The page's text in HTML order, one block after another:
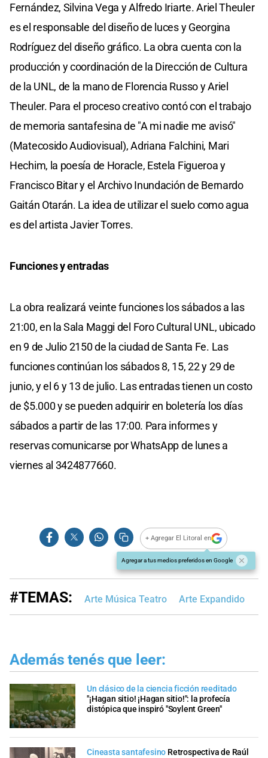
Fernández, Silvina Vega y Alfredo Iriarte. Ariel Theuler
es el responsable del diseño de luces y Georgina
Rodríguez del diseño gráfico. La obra cuenta con la
producción y coordinación de la Dirección de Cultura
de la UNL, de la mano de Florencia Russo y Ariel
Theuler. Para el proceso creativo contó con el trabajo
de memoria santafesina de "A mi nadie me avisó"
(Matecosido Audiovisual), Adriana Falchini, Mari
Hechim, la poesía de Horacle, Estela Figueroa y
Francisco Bitar y el Archivo Inundación de Bernardo
Gaitán Otarán. La idea de utilizar el suelo como agua
es del artista Javier Torres.
Funciones y entradas
La obra realizará veinte funciones los sábados a las
21:00, en la Sala Maggi del Foro Cultural UNL, ubicado
en 9 de Julio 2150 de la ciudad de Santa Fe. Las
funciones continúan los sábados 8, 15, 22 y 29 de
junio, y el 6 y 13 de julio. Las entradas tienen un costo
de $5.000 y se pueden adquirir en boletería los días
sábados a partir de las 17:00. Para informes y
reservas comunicarse por WhatsApp de lunes a
viernes al 3424877660.
+ Agregar El Litoral en
Agregar a tus medios preferidos en Google
#TEMAS: Arte Música Teatro Arte Expandido
Además tenés que leer:
Un clásico de la ciencia ficción reeditado
"¡Hagan sitio! ¡Hagan sitio!": la profecía
distópica que inspiró "Soylent Green"
Cineasta santafesino Retrospectiva de Raúl